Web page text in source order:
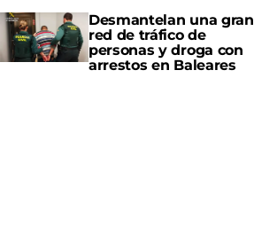
Desmantelan una gran
red de tráfico de
personas y droga con
arrestos en Baleares